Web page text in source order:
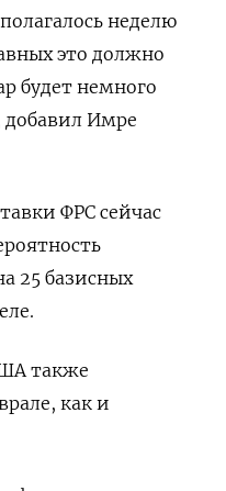
неделю
это должно
будет немного
добавил Имре
ФРС сейчас
25 базисных
также
как и